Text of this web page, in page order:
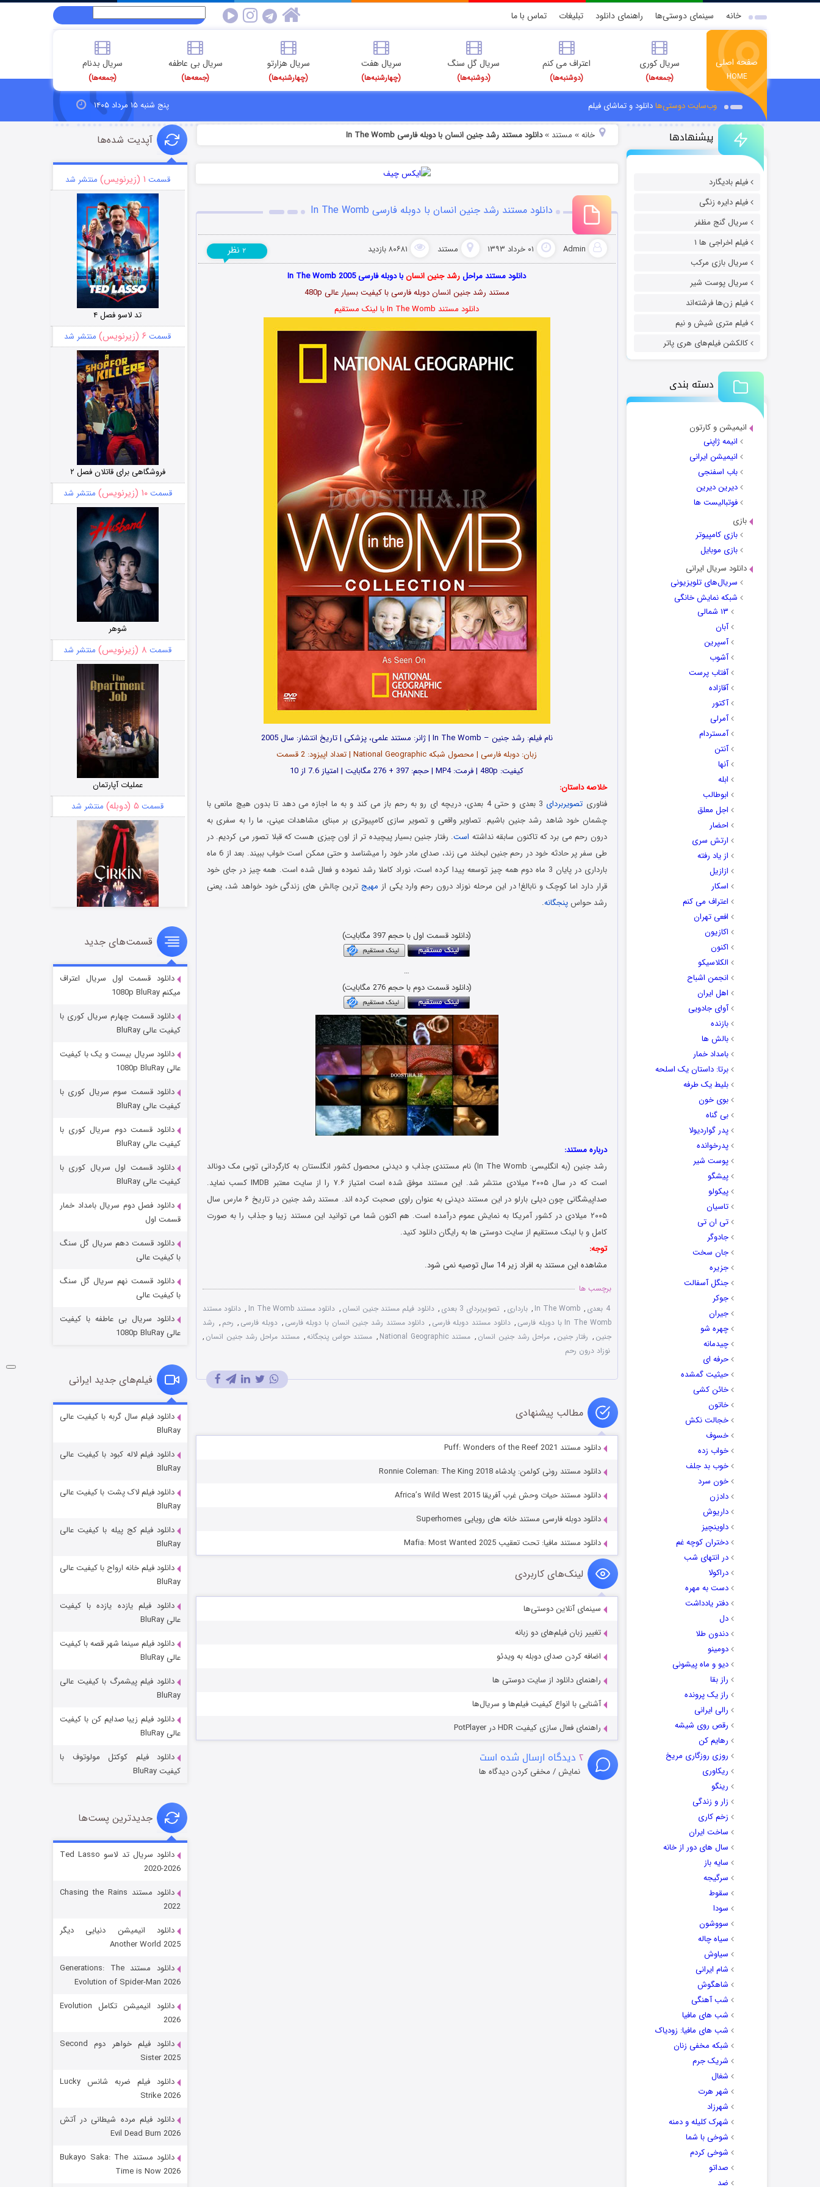
خانه سینمای دوستی‌ها راهنمای دانلود تبلیغات تماس با ما
صفحه اصلی
HOME
سریال کوری
(جمعه‌ها)
اعتراف می کنم
(دوشنبه‌ها)
سریال گل سنگ
(دوشنبه‌ها)
سریال هفت
(چهارشنبه‌ها)
سریال هزارتو
(چهارشنبه‌ها)
سریال بی عاطفه
(جمعه‌ها)
سریال بدنام
(جمعه‌ها)
وب‌سایت دوستی‌هادانلود و تماشای فیلم پنج شنبه ۱۵ مرداد ۱۴۰۵
پیشنهادها
فیلم بادیگارد
فیلم دایره زنگی
سریال گنج مظفر
فیلم اخراجی ها ۱
سریال بازی مرکب
سریال پوست شیر
فیلم زن‌ها فرشته‌اند
فیلم متری شیش و نیم
کالکشن فیلم‌های هری پاتر
دسته بندی
انیمیشن و کارتون
انیمه ژاپنی
انیمیشن ایرانی
باب اسفنجی
دیرین دیرین
فوتبالیست ها
بازی
بازی کامپیوتر
بازی موبایل
دانلود سریال ایرانی
سریال‌های تلویزیونی
شبکه نمایش خانگی
۱۳ شمالی
آبان
آسپرین
آشوب
آفتاب پرست
آقازاده
آکتور
آمرلی
آمستردام
آنتن
آنها
ابله
ابوطالب
اجل معلق
احضار
ارتش سری
از یاد رفته
ازازیل
اسکار
اعتراف می کنم
افعی تهران
اکازیون
اکنون
الکلاسیکو
انجمن اشباح
اهل ایران
آوای جادویی
بازنده
بالش ها
بامداد خمار
برتا: داستان یک اسلحه
بلیط یک‌‌ طرفه
بوی خون
بی گناه
پدر گواردیولا
پدرخوانده
پوست شیر
پیشگو
پیکولو
تاسیان
تی ان تی
جادوگر
جان سخت
جزیره
جنگل آسفالت
جوکر
جیران
چهره شو
چیدمانه
حرفه ای
حیثیت گمشده
خائن کشی
خاتون
خجالت نکش
خسوف
خواب زده
خوب بد جلف
خون سرد
دادزن
داریوش
داوینچیز
دختران کوچه غم
در انتهای شب
دراکولا
دست به مهره
دفتر یادداشت
دل
دندون طلا
دومینو
دیو و ماه پیشونی
راز بقا
راز یک پرونده
رالی ایرانی
رقص روی شیشه
رهایم کن
روزی روزگاری مریخ
ریکاوری
رینگو
زار و زندگی
زخم کاری
ساخت ایران
سال های دور از خانه
سایه باز
سرگیجه
سقوط
سودا
سووشون
سیاه چاله
سیاوش
شام ایرانی
شاهگوش
شب آهنگی
شب های مافیا
شب های مافیا: زودیاک
شبکه مخفی زنان
شریک جرم
شغال
شهر هرت
شهرزاد
شهرک کلیله و دمنه
شوخی با شما
شوخی کردم
صداتو
ضد
خانه» مستند »دانلود مستند رشد جنین انسان با دوبله فارسی In The Womb
دانلود مستند رشد جنین انسان با دوبله فارسی In The Womb
Admin ۰۱ خرداد ۱۳۹۳ مستند ۸۰۶۸۱ بازدید ۲ نظر
دانلود مستند مراحلرشد جنین انسانبا دوبله فارسی In The Womb 2005
مستند رشد جنین انسان دوبله فارسی با کیفیت بسیار عالی 480p
دانلود مستند In The Womb با لینک مستقیم
نام فیلم: رشد جنین – In The Womb | ژانر: مستند علمی، پزشکی | تاریخ انتشار: سال 2005
زبان: دوبله فارسی | محصول شبکه National Geographic | تعداد اپیزود: 2 قسمت
کیفیت: 480p | فرمت: MP4 | حجم: 397 + 276 مگابایت | امتیاز 7.6 از 10
خلاصه داستان:
فناوری تصویربردای
3 بعدی و حتی 4 بعدی، دریچه ای رو به رحم باز می کند و به ما اجازه می دهد تا بدون هیچ مانعی با
چشمان خود شاهد رشد جنین باشیم. تصاویر واقعی و تصویر سازی کامپیوتری بر مبنای مشاهدات عینی، ما را به سفری به
درون رحم می برد که تاکنون سابقه نداشته است. رفتار جنین بسیار پیچیده تر از اون چیزی هست که قبلا تصور می کردیم. در
طی سفر پر حادثه خود در رحم جنین لبخند می زند، صدای مادر خود را میشناسد و حتی ممکن است خواب ببیند. بعد از 6 ماه
بارداری در پایان 3 ماه دوم همه چیز توسعه پیدا کرده است، نوراد کاملا رشد نموده و فعال شده است. همه چیز در جای خود
قرار دارد اما کوچک و نابالغ! در این مرحله نوزاد درون رحم وارد یکی از مهیج ترین چالش های زندگی خود خواهد شد، یعنی
رشد حواسپنجگانه.
(دانلود قسمت اول با حجم 397 مگابایت)
…
(دانلود قسمت دوم با حجم 276 مگابایت)
درباره مستند:
رشد جنین (به انگلیسی: In The Womb) نام مستندی جذاب و دیدنی محصول کشور انگلستان به کارگردانی توبی مک دونالد
است که در سال ۲۰۰۵ میلادی منتشر شد. این مستند موفق شده است امتیاز ۷.۶ را از سایت معتبر IMDB کسب نماید.
صداپیشگانی چون دیلی بارلو در این مستند دیدنی به عنوان راوی صحبت کرده اند. مستند رشد جنین در تاریخ ۶ مارس سال
۲۰۰۵ میلادی در کشور آمریکا به نمایش عموم درآمده است. هم اکنون شما می توانید این مستند زیبا و جذاب را به صورت
کامل و با لینک مستقیم از سایت دوستی ها به رایگان دانلود کنید.
توجه:
مشاهده این مستند به افراد زیر 14 سال توصیه نمی شود.
برچسب ها
4 بعدی
,
In The Womb
, بارداری , تصویربردای 3 بعدی , دانلود فیلم مستند جنین انسان , دانلود مستند In The Womb , دانلود مستند
In The Womb با دوبله فارسی
, دانلود مستند دوبله فارسی , دانلود مستند رشد جنین انسان با دوبله فارسی , دوبله فارسی , رحم , رشد
جنین , رفتار جنین , مراحل رشد جنین انسان , مستند National Geographic , مستند حواس پنجگانه, مستند مراحل رشد جنین انسان ,
نوزاد درون رحم
مطالب پیشنهادی
دانلود مستند Puff: Wonders of the Reef 2021
دانلود مستند رونی کولمن: پادشاه Ronnie Coleman: The King 2018
دانلود مستند حیات وحش غرب آفریقا Africa’s Wild West 2015
دانلود دوبله فارسی مستند خانه های رویایی Superhomes
دانلود مستند مافیا: تحت تعقیب Mafia: Most Wanted 2025
لینک‌های کاربردی
سینمای آنلاین دوستی‌ها
تغییر زبان فیلم‌های دو زبانه
اضافه کردن صدای دوبله به ویدئو
راهنمای دانلود از سایت دوستی ها
آشنایی با انواع کیفیت فیلم‌ها و سریال‌ها
راهنمای فعال سازی کیفیت HDR در PotPlayer
۲ دیدگاه ارسال شده است
نمایش / مخفی کردن دیدگاه ها
آپدیت شده‌ها
قسمت ۱ (زیرنویس) منتشر شد
تد لاسو فصل ۴
قسمت ۶ (زیرنویس) منتشر شد
فروشگاهی برای قاتلان فصل ۲
قسمت۱۰ (زیرنویس) منتشر شد
شوهر
قسمت ۸ (زیرنویس) منتشر شد
عملیات آپارتمان
قسمت ۵ (دوبله) منتشر شد
سریال زشت
قسمت۲ (زیرنویس) منتشر شد
مردگان متحرک: شهر مرده ۳
شکست استوارت در نجات جهان
قسمت ۷ (زیرنویس) منتشر شد
شوگر فصل ۲
قسمت
خاندان اژدها فصل ۳
جادوگری در مغولستان
قسمت
رویایی برای تو
قسمت
قسمت‌های جدید
دانلود قسمت اول سریال اعتراف
میکنم 1080p BluRay
دانلود قسمت چهارم سریال کوری با
کیفیت عالی BluRay
دانلود سریال بیست و یک با کیفیت
عالی 1080p BluRay
دانلود قسمت سوم سریال کوری با
کیفیت عالی BluRay
دانلود قسمت دوم سریال کوری با
کیفیت عالی BluRay
دانلود قسمت اول سریال کوری با
کیفیت عالی BluRay
دانلود فصل دوم سریال بامداد خمار
قسمت اول
دانلود قسمت دهم سریال گل سنگ
با کیفیت عالی
دانلود قسمت نهم سریال گل سنگ
با کیفیت عالی
دانلود سریال بی عاطفه با کیفیت
عالی 1080p BluRay
فیلم‌های جدید ایرانی
دانلود فیلم سال گربه با کیفیت عالی
BluRay
دانلود فیلم لاله کبود با کیفیت عالی
BluRay
دانلود فیلم لاک پشت با کیفیت عالی
BluRay
دانلود فیلم کج‌ پیله با کیفیت عالی
BluRay
دانلود فیلم خانه ارواح با کیفیت عالی
BluRay
دانلود فیلم یازده یازده با کیفیت
عالی BluRay
دانلود فیلم سینما شهر قصه با کیفیت
عالی BluRay
دانلود فیلم پیشمرگ با کیفیت عالی
BluRay
دانلود فیلم زیبا صدایم کن با کیفیت
عالی BluRay
دانلود فیلم کوکتل مولوتوف با
کیفیت BluRay
جدیدترین پست‌ها
دانلود سریال تد لاسو Ted Lasso
2020-2026
دانلود مستند Chasing the Rains
2022
دانلود انیمیشن دنیایی دیگر
Another World 2025
دانلود مستند Generations: The
Evolution of Spider-Man 2026
دانلود انیمیشن تکامل Evolution
2026
دانلود فیلم خواهر دوم Second
Sister 2025
دانلود فیلم ضربه شانس Lucky
Strike 2026
دانلود فیلم مرده شیطانی در آتش
Evil Dead Burn 2026
دانلود مستند Bukayo Saka: The
Time is Now 2026